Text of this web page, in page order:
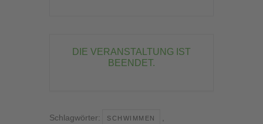
DIE VERANSTALTUNG IST
BEENDET.
Schlagwörter: SCHWIMMEN ,